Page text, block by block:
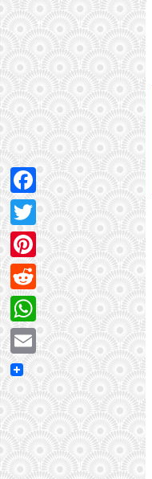
Facebook
Twitter
Pinterest
Reddit
WhatsApp
Email